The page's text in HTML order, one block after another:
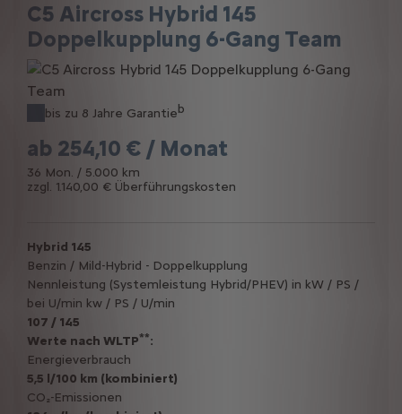
C5 Aircross Hybrid 145
Doppelkupplung 6-Gang Team
bis zu 8 Jahre Garantieb
ab 254,10 € / Monat
36 Mon. / 5.000 km
zzgl. 1.140,00 € Überführungskosten
Hybrid 145
Benzin / Mild-Hybrid - Doppelkupplung
Nennleistung (Systemleistung Hybrid/PHEV) in kW / PS /
bei U/min kw / PS / U/min
107 / 145
Werte nach WLTP**:
Energieverbrauch
5,5 l/100 km (kombiniert)
CO₂-Emissionen